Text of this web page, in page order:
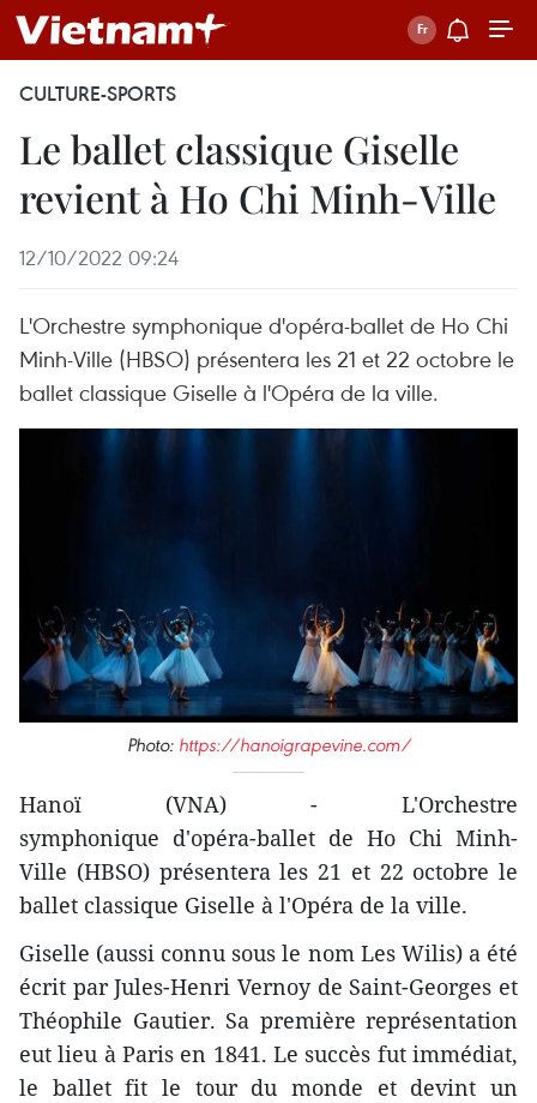
CULTURE-SPORTS
Le ballet classique Giselle
revient à Ho Chi Minh-Ville
12/10/2022 09:24
L'Orchestre symphonique d'opéra-ballet de Ho Chi
Minh-Ville (HBSO) présentera les 21 et 22 octobre le
ballet classique Giselle à l'Opéra de la ville.
Photo: https://hanoigrapevine.com/
Hanoï (VNA) - L'Orchestre
symphonique d'opéra-ballet de Ho Chi Minh-
Ville (HBSO) présentera les 21 et 22 octobre le
ballet classique Giselle à l'Opéra de la ville.
Giselle (aussi connu sous le nom Les Wilis) a été
écrit par Jules-Henri Vernoy de Saint-Georges et
Théophile Gautier. Sa première représentation
eut lieu à Paris en 1841. Le succès fut immédiat,
le ballet fit le tour du monde et devint un